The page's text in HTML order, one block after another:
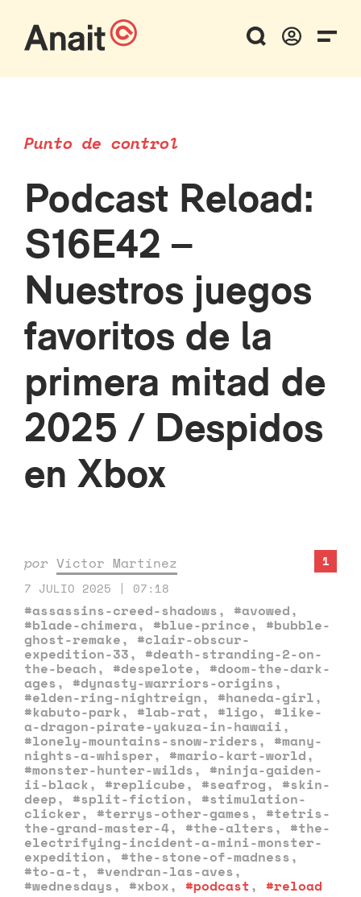
Punto de control
Podcast Reload:
S16E42 –
Nuestros juegos
favoritos de la
primera mitad de
2025 / Despidos
en Xbox
por Víctor Martínez
7 JULIO 2025 | 07:18
#assassins-creed-shadows, #avowed,
#blade-chimera, #blue-prince, #bubble-
ghost-remake, #clair-obscur-
expedition-33, #death-stranding-2-on-
the-beach, #despelote, #doom-the-dark-
ages, #dynasty-warriors-origins,
#elden-ring-nightreign, #haneda-girl,
#kabuto-park, #lab-rat, #ligo, #like-
a-dragon-pirate-yakuza-in-hawaii,
#lonely-mountains-snow-riders, #many-
nights-a-whisper, #mario-kart-world,
#monster-hunter-wilds, #ninja-gaiden-
ii-black, #replicube, #seafrog, #skin-
deep, #split-fiction, #stimulation-
clicker, #terrys-other-games, #tetris-
the-grand-master-4, #the-alters, #the-
electrifying-incident-a-mini-monster-
expedition, #the-stone-of-madness,
#to-a-t, #vendran-las-aves,
#wednesdays, #xbox, #podcast, #reload
1